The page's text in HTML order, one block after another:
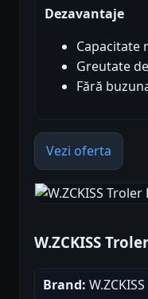
Dezavantaje
Capacitate
Greutate
Fără
Vezi oferta
W.ZCKISS
Brand: W.ZCKISS